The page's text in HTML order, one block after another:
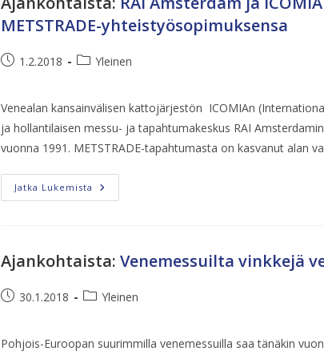
METSTRADE-yhteistyösopimuksensa
Artikkeli1.2.2018
Artikkelin
Yleinen
Venealan kansainvälisen kattojärjestön ICOMIAn
ja hollantilaisen messu- ja tapahtumakeskus RAI
vuonna 1991. METSTRADE-tapahtumasta on kasvanut alan
Jatka Lukemista RAI
Amsterdam
METSTRADE-
Yhteistyösopimuksensa
Ajankohtaista: Venemessuilta vinkkejä
Artikkeli30.1.2018
Artikkelin
Yleinen
Pohjois-Euroopan suurimmilla venemessuilla saa tänäkin